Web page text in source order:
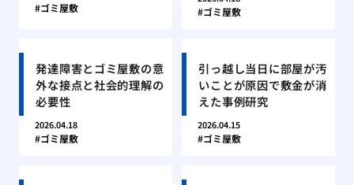
ゴミ屋敷 ゴミ屋敷
発達障害とゴミ屋敷の意
外な接点と社会的理解の
必要性
2026.04.18
ゴミ屋敷
引っ越し当日に部屋が汚
いことが原因で敷金が消
えた事例研究
2026.04.15
ゴミ屋敷